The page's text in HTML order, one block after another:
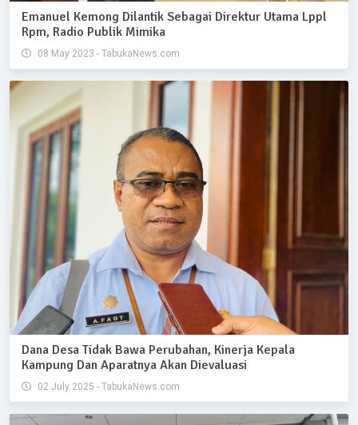
Emanuel Kemong Dilantik Sebagai Direktur Utama Lppl
Rpm, Radio Publik Mimika
08 May 2023 - TabukaNews.com
Dana Desa Tidak Bawa Perubahan, Kinerja Kepala
Kampung Dan Aparatnya Akan Dievaluasi
02 July 2025 - TabukaNews.com